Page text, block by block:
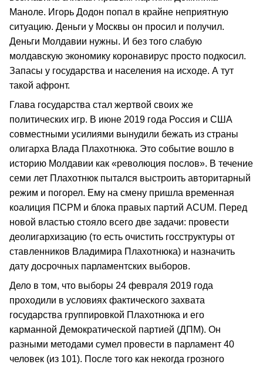
Маноле. Игорь Додон попал в крайне неприятную
ситуацию. Деньги у Москвы он просил и получил.
Деньги Молдавии нужны. И без того слабую
молдавскую экономику коронавирус просто подкосил.
Запасы у государства и населения на исходе. А тут
такой афронт.
Глава государства стал жертвой своих же
политических игр. В июне 2019 года Россия и США
совместными усилиями вынудили бежать из страны
олигарха Влада Плахотнюка. Это событие вошло в
историю Молдавии как «революция послов». В течение
семи лет Плахотнюк пытался выстроить авторитарный
режим и погорел. Ему на смену пришла временная
коалиция ПСРМ и блока правых партий ACUM. Перед
новой властью стояло всего две задачи: провести
деолигархизацию (то есть очистить госструктуры от
ставленников Владимира Плахотнюка) и назначить
дату досрочных парламентских выборов.
Дело в том, что выборы 24 февраля 2019 года
проходили в условиях фактического захвата
государства группировкой Плахотнюка и его
карманной Демократической партией (ДПМ). Он
разными методами сумел провести в парламент 40
человек (из 101). После того как некогда грозного